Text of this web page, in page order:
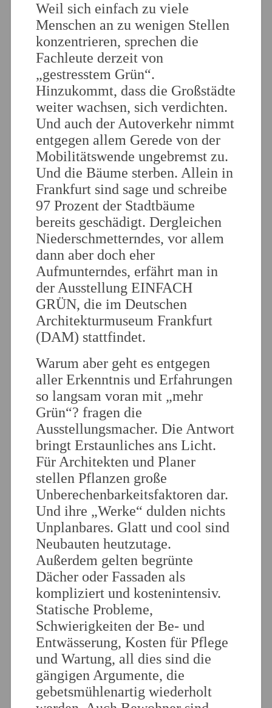
Weil sich einfach zu viele
Menschen an zu wenigen Stellen
konzentrieren, sprechen die
Fachleute derzeit von
„gestresstem Grün“.
Hinzukommt, dass die Großstädte
weiter wachsen, sich verdichten.
Und auch der Autoverkehr nimmt
entgegen allem Gerede von der
Mobilitätswende ungebremst zu.
Und die Bäume sterben. Allein in
Frankfurt sind sage und schreibe
97 Prozent der Stadtbäume
bereits geschädigt. Dergleichen
Niederschmetterndes, vor allem
dann aber doch eher
Aufmunterndes, erfährt man in
der Ausstellung EINFACH
GRÜN, die im Deutschen
Architekturmuseum Frankfurt
(DAM) stattfindet.
Warum aber geht es entgegen
aller Erkenntnis und Erfahrungen
so langsam voran mit „mehr
Grün“? fragen die
Ausstellungsmacher. Die Antwort
bringt Erstaunliches ans Licht.
Für Architekten und Planer
stellen Pflanzen große
Unberechenbarkeitsfaktoren dar.
Und ihre „Werke“ dulden nichts
Unplanbares. Glatt und cool sind
Neubauten heutzutage.
Außerdem gelten begrünte
Dächer oder Fassaden als
kompliziert und kostenintensiv.
Statische Probleme,
Schwierigkeiten der Be- und
Entwässerung, Kosten für Pflege
und Wartung, all dies sind die
gängigen Argumente, die
gebetsmühlenartig wiederholt